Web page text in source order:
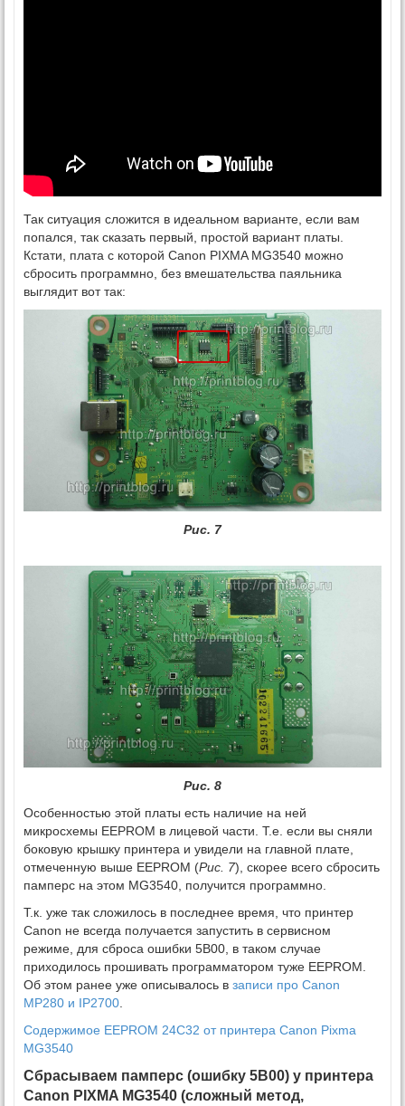
Так ситуация сложится в идеальном варианте, если вам
попался, так сказать первый, простой вариант платы.
Кстати, плата с которой Canon PIXMA MG3540 можно
сбросить программно, без вмешательства паяльника
выглядит вот так:
Рис. 7
Рис. 8
Особенностью этой платы есть наличие на ней
микросхемы EEPROM в лицевой части. Т.е. если вы сняли
боковую крышку принтера и увидели на главной плате,
отмеченную выше EEPROM (Рис. 7), скорее всего сбросить
памперс на этом MG3540, получится программно.
Т.к. уже так сложилось в последнее время, что принтер
Canon не всегда получается запустить в сервисном
режиме, для сброса ошибки 5B00, в таком случае
приходилось прошивать программатором туже EEPROM.
Об этом ранее уже описывалось в записи про Canon
MP280 и IP2700
Содержимое EEPROM 24C32 от принтера Canon Pixma
MG3540
Сбрасываем памперс (ошибку 5B00) у принтера
Canon PIXMA MG3540 (сложный метод,